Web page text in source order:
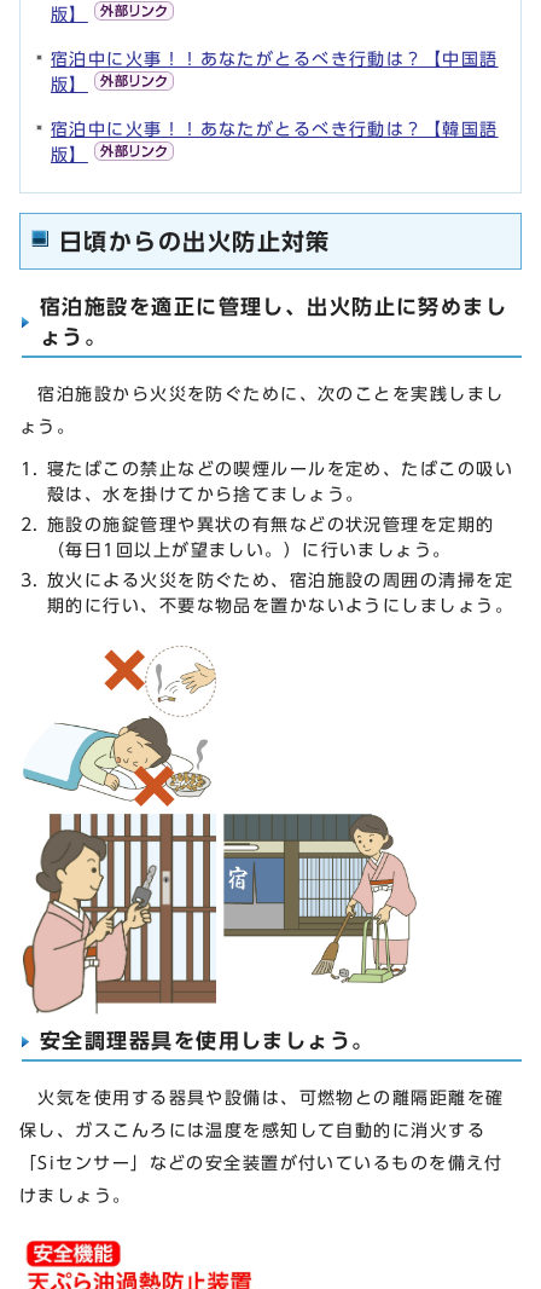
版】
宿泊中に火事！！あなたがとるべき行動は？【中国語
版】
宿泊中に火事！！あなたがとるべき行動は？【韓国語
版】
日頃からの出火防止対策
宿泊施設を適正に管理し、出火防止に努めまし
ょう。
宿泊施設から火災を防ぐために、次のことを実践しまし
ょう。
寝たばこの禁止などの喫煙ルールを定め、たばこの吸い
殻は、水を掛けてから捨てましょう。
施設の施錠管理や異状の有無などの状況管理を定期的
（毎日1回以上が望ましい。）に行いましょう。
放火による火災を防ぐため、宿泊施設の周囲の清掃を定
期的に行い、不要な物品を置かないようにしましょう。
安全調理器具を使用しましょう。
火気を使用する器具や設備は、可燃物との離隔距離を確
保し、ガスこんろには温度を感知して自動的に消火する
「Siセンサー」などの安全装置が付いているものを備え付
けましょう。